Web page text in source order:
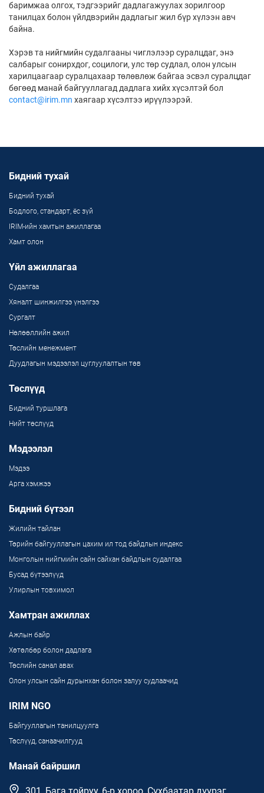
баримжаа олгох, тэдгээрийг дадлагажуулах зорилгоор
танилцах болон үйлдвэрийн дадлагыг жил бүр хүлээн авч
байна.
Хэрэв та нийгмийн судалгааны чиглэлээр суралцдаг, энэ
салбарыг сонирхдог, социлоги, улс төр судлал, олон улсын
харилцаагаар суралцахаар төлөвлөж байгаа эсвэл суралцдаг
бөгөөд манай байгууллагад дадлага хийх хүсэлтэй бол
contact@irim.mn хаягаар хүсэлтээ ирүүлээрэй.
Бидний тухай
Бидний тухай
Бодлого, стандарт, ёс зүй
IRIM-ийн хамтын ажиллагаа
Хамт олон
Үйл ажиллагаа
Судалгаа
Хяналт шинжилгээ үнэлгээ
Сургалт
Нөлөөллийн ажил
Төслийн менежмент
Дуудлагын мэдээлэл цуглуулалтын төв
Төслүүд
Бидний туршлага
Нийт төслүүд
Мэдээлэл
Мэдээ
Арга хэмжээ
Бидний бүтээл
Жилийн тайлан
Төрийн байгууллагын цахим ил тод байдлын индекс
Монголын нийгмийн сайн сайхан байдлын судалгаа
Бусад бүтээлүүд
Улирлын товхимол
Хамтран ажиллах
Ажлын байр
Хөтөлбөр болон дадлага
Төслийн санал авах
Олон улсын сайн дурынхан болон залуу судлаачид
IRIM NGO
Байгууллагын танилцуулга
Төслүүд, санаачилгууд
Манай байршил